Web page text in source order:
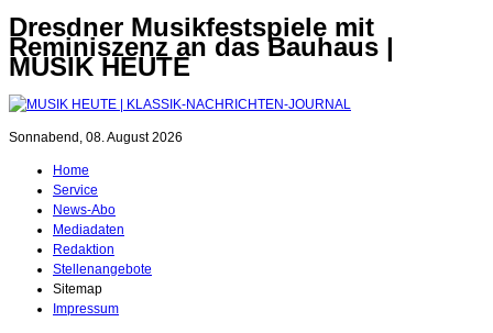
Dresdner Musikfestspiele mit
Reminiszenz an das Bauhaus |
MUSIK HEUTE
Sonnabend, 08. August 2026
Home
Service
News-Abo
Mediadaten
Redaktion
Stellenangebote
Sitemap
Impressum